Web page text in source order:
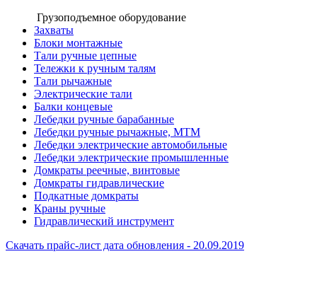
Грузоподъемное оборудование
Захваты
Блоки монтажные
Тали ручные цепные
Тележки к ручным талям
Тали рычажные
Электрические тали
Балки концевые
Лебедки ручные барабанные
Лебедки ручные рычажные, МТМ
Лебедки электрические автомобильные
Лебедки электрические промышленные
Домкраты реечные, винтовые
Домкраты гидравлические
Подкатные домкраты
Краны ручные
Гидравлический инструмент
Скачать прайс-лист дата обновления - 20.09.2019